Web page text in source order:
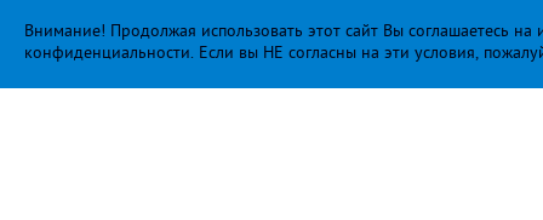
Внимание! Продолжая использовать этот сайт Вы соглашаетесь
конфиденциальности. Если вы НЕ согласны на эти условия,